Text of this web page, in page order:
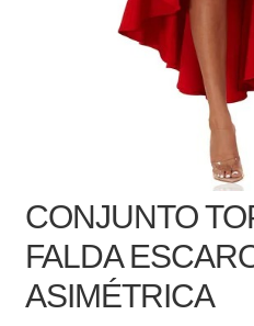
CONJUNTO
FALDA
ASIMÉTRICA